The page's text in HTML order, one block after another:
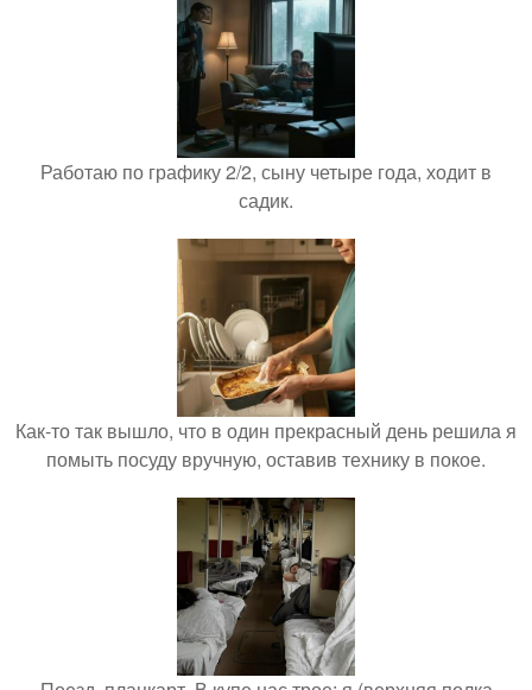
Работаю по графику 2/2, сыну четыре года, ходит в
садик.
Как-то так вышло, что в один прекрасный день решила я
помыть посуду вручную, оставив технику в покое.